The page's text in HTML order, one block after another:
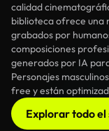
calidad
biblioteca ofrece una
grabados por
composiciones
generados por IA
Personajes
free y están
Explorar todo el